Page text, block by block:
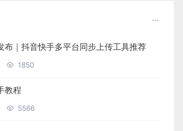
布｜抖音快手多平台同步上传工具推荐
1850
教程
5566